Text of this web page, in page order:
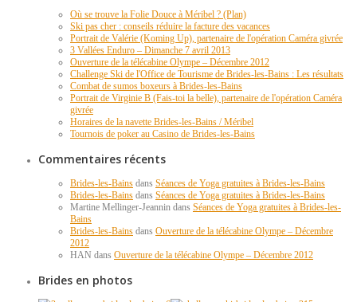
Où se trouve la Folie Douce à Méribel ? (Plan)
Ski pas cher : conseils réduire la facture des vacances
Portrait de Valérie (Koming Up), partenaire de l'opération Caméra givrée
3 Vallées Enduro – Dimanche 7 avril 2013
Ouverture de la télécabine Olympe – Décembre 2012
Challenge Ski de l'Office de Tourisme de Brides-les-Bains : Les résultats
Combat de sumos boxeurs à Brides-les-Bains
Portrait de Virginie B (Fais-toi la belle), partenaire de l'opération Caméra
givrée
Horaires de la navette Brides-les-Bains / Méribel
Tournois de poker au Casino de Brides-les-Bains
Commentaires récents
Brides-les-Bains dans Séances de Yoga gratuites à Brides-les-Bains
Brides-les-Bains dans Séances de Yoga gratuites à Brides-les-Bains
Martine Mellinger-Jeannin dans Séances de Yoga gratuites à Brides-les-
Bains
Brides-les-Bains dans Ouverture de la télécabine Olympe – Décembre
2012
HAN dans Ouverture de la télécabine Olympe – Décembre 2012
Brides en photos